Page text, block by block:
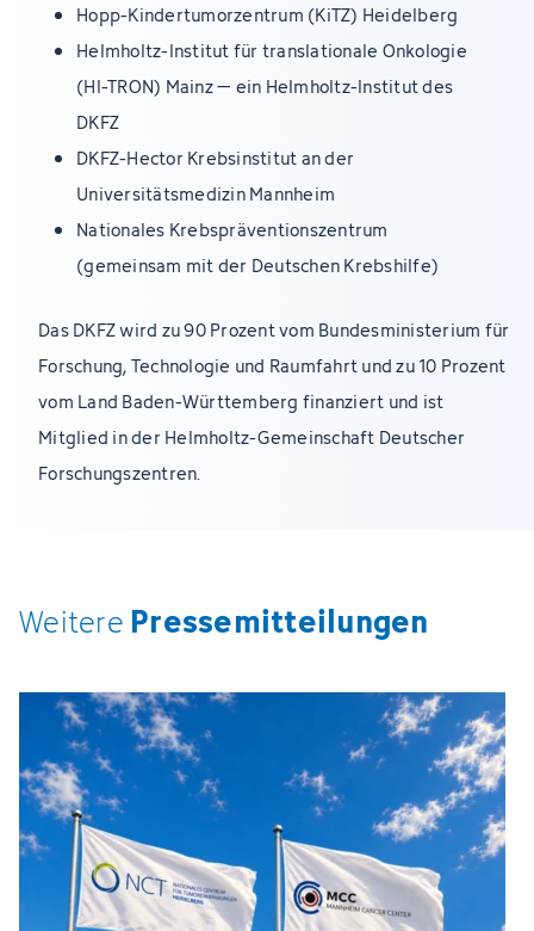
Hopp-Kindertumorzentrum (KiTZ) Heidelberg
Helmholtz-Institut für translationale Onkologie
(HI-TRON) Mainz – ein Helmholtz-Institut des
DKFZ
DKFZ-Hector Krebsinstitut an der
Universitätsmedizin Mannheim
Nationales Krebspräventionszentrum
(gemeinsam mit der Deutschen Krebshilfe)
Das DKFZ wird zu 90 Prozent vom Bundesministerium für
Forschung, Technologie und Raumfahrt und zu 10 Prozent
vom Land Baden-Württemberg finanziert und ist
Mitglied in der Helmholtz-Gemeinschaft Deutscher
Forschungszentren.
Weitere Pressemitteilungen